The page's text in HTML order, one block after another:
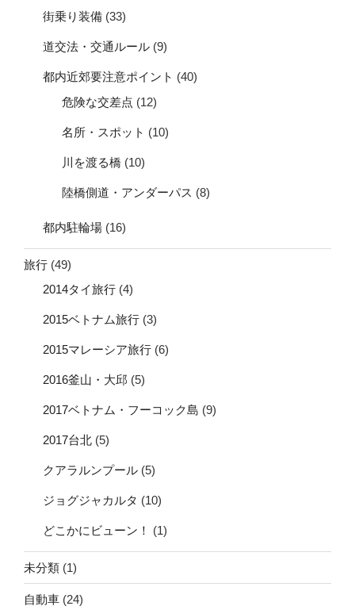
街乗り装備 (33)
道交法・交通ルール (9)
都内近郊要注意ポイント (40)
危険な交差点 (12)
名所・スポット (10)
川を渡る橋 (10)
陸橋側道・アンダーパス (8)
都内駐輪場 (16)
旅行 (49)
2014タイ旅行 (4)
2015ベトナム旅行 (3)
2015マレーシア旅行 (6)
2016釜山・大邱 (5)
2017ベトナム・フーコック島 (9)
2017台北 (5)
クアラルンプール (5)
ジョグジャカルタ (10)
どこかにビューン！ (1)
未分類 (1)
自動車 (24)